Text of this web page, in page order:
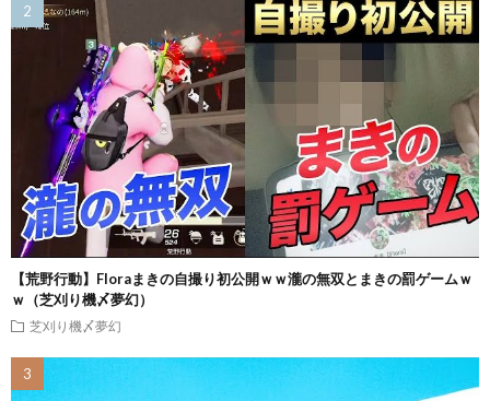
【荒野行動】Floraまきの自撮り初公開ｗｗ瀧の無双とまきの罰ゲームｗ
ｗ（芝刈り機〆夢幻）
芝刈り機〆夢幻